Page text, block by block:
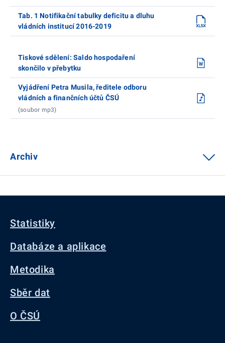
Tab. 1 Notifikační tabulky deficitu a dluhu
vládních institucí 2016-2019
Tiskové sdělení: Saldo hospodaření
skončilo v přebytku
Vyjádření Petra Musila, ředitele odboru
vládních a finančních účtů ČSÚ
(soubor mp3)
Archiv
Statistiky
Databáze a aplikace
Metodika
Sběr dat
O ČSÚ